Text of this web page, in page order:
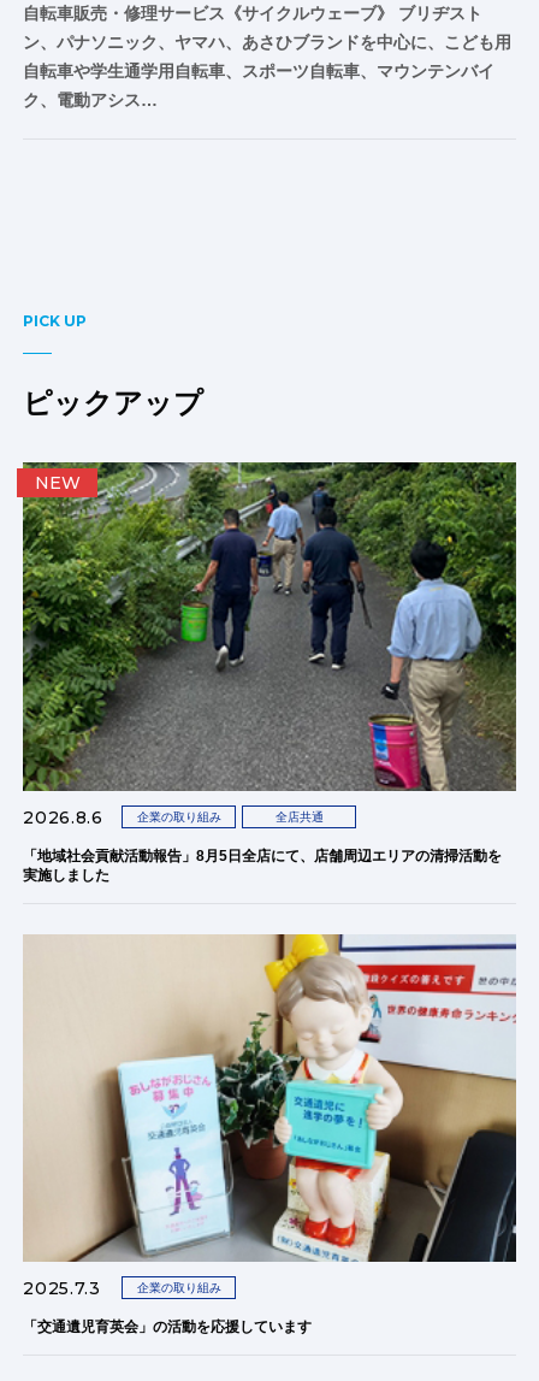
自転車販売・修理サービス《サイクルウェーブ》 ブリヂスト
ン、パナソニック、ヤマハ、あさひブランドを中心に、こども用
自転車や学生通学用自転車、スポーツ自転車、マウンテンバイ
ク、電動アシス…
PICK UP
ピックアップ
2026.8.6 企業の取り組み 全店共通
「地域社会貢献活動報告」8月5日全店にて、店舗周辺エリアの清掃活動を
実施しました
NEW
2025.7.3 企業の取り組み
「交通遺児育英会」の活動を応援しています